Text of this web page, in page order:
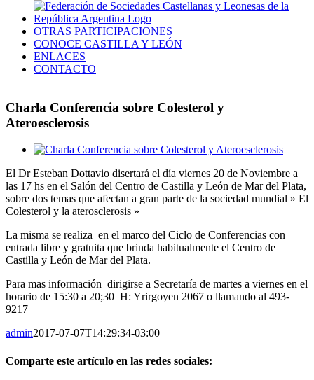
OTRAS PARTICIPACIONES
CONOCE CASTILLA Y LEÓN
ENLACES
CONTACTO
Charla Conferencia sobre Colesterol y
Ateroesclerosis
Ver
más
grande
El Dr Esteban Dottavio disertará el día viernes 20 de Noviembre a
las 17 hs en el Salón del Centro de Castilla y León de Mar del Plata,
sobre dos temas que afectan a gran parte de la sociedad mundial » El
Colesterol y la aterosclerosis »
La misma se realiza en el marco del Ciclo de Conferencias con
entrada libre y gratuita que brinda habitualmente el Centro de
Castilla y León de Mar del Plata.
Para mas información dirigirse a Secretaría de martes a viernes en el
horario de 15:30 a 20;30 H: Yrirgoyen 2067 o llamando al 493-
9217
admin2017-07-07T14:29:34-03:00
Comparte este artículo en las redes sociales: